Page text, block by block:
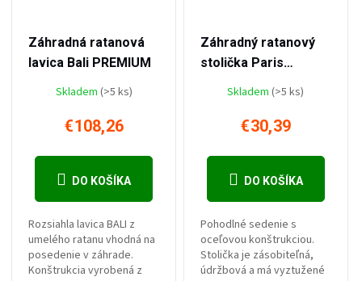
Záhradná ratanová
lavica Bali PREMIUM
Skladem (>5 ks)
€108,26
DO KOŠÍKA
Rozsiahla lavica BALI z
umelého ratanu vhodná na
posedenie v záhrade.
Konštrukcia vyrobená z
Záhradný ratanový
stolička Paris
Skladem(>5 ks)
€30,39
DO KOŠÍKA
Pohodlné sedenie s
oceľovou konštrukciou.
Stolička je zásobiteľná,
údržbová a má vyztužené